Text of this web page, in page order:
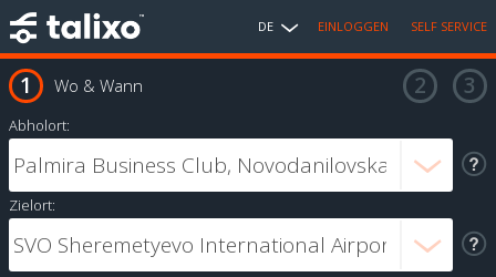
DE EINLOGGEN SELF SERVICE
Wo & Wann
Abholort:
Zielort: